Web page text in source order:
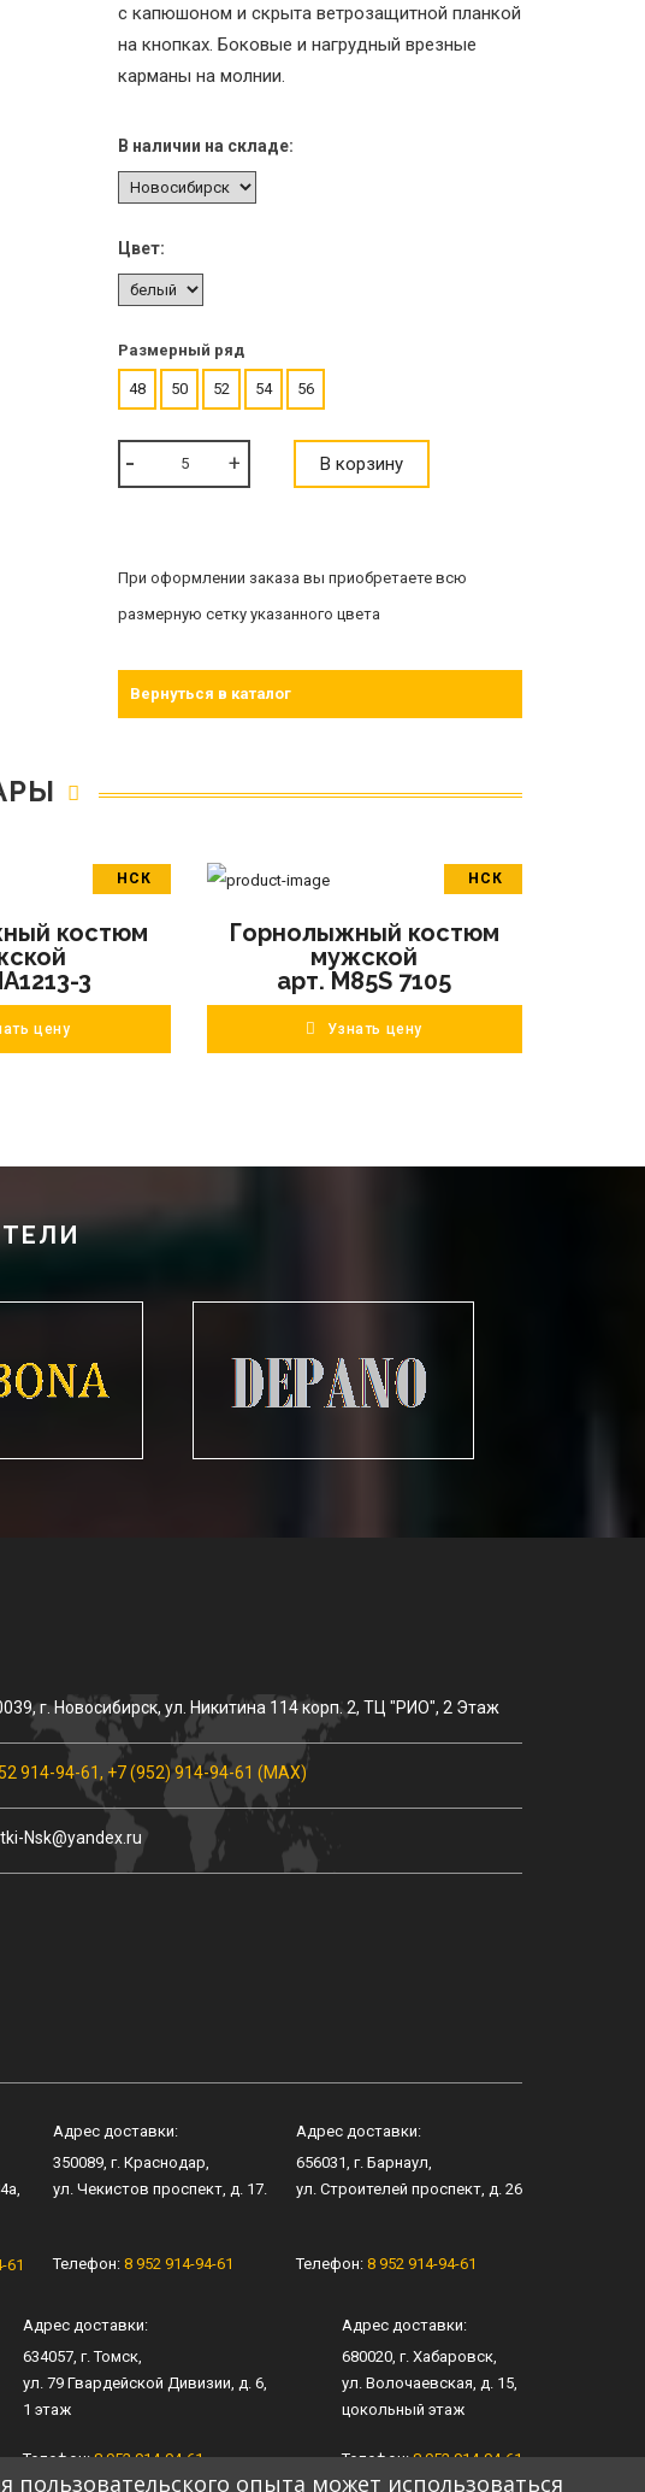
с капюшоном и скрыта ветрозащитной планкой
на кнопках. Боковые и нагрудный врезные
карманы на молнии.
В наличии на складе:
Цвет:
Размерный ряд
48 50 52 54 56
В корзину
При оформлении заказа вы приобретаете всю
размерную сетку указанного цвета
Вернуться в каталог
НСК
костюм
3
цену
НСК
ПОДРОБНЕЕ
Горнолыжный костюм
мужской
арт. M85S 7105
Узнать цену
,г.Новосибирск, ул. Никитина 114 корп. 2, ТЦ "РИО", 2 Этаж
914-94-61, +7 (952) 914-94-61 (MAX)
Nsk@yandex.ru
,
61
Адрес доставки:
350089, г.Краснодар,
ул.Чекистов проспект, д. 17.
Телефон:8 952 914-94-61
Адрес доставки:
656031, г. Барнаул,
ул. Строителей проспект, д. 26
Телефон: 8 952 914-94-61
Адрес доставки:
634057, г.Томск,
ул.79 Гвардейской Дивизии, д. 6​,
1 этаж
Телефон:8 952 914-94-61
Адрес доставки:
680020, г. Хабаровск,
ул. ​Волочаевская, д. 15,​
цокольный этаж
Телефон:8 952 914-94-61
опыта может использоваться